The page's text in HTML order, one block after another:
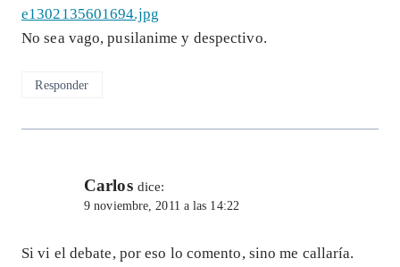
e1302135601694.jpg
No sea vago, pusilanime y despectivo.
Responder
Carlos dice:
9 noviembre, 2011 a las 14:22
Si vi el debate, por eso lo comento, sino me callaría.